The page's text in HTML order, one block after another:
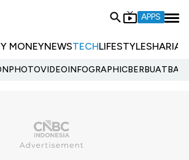
APPS
MONEYNEWSTECHLIFESTYLESHARIA
PHOTOVIDEOINFOGRAPHIC